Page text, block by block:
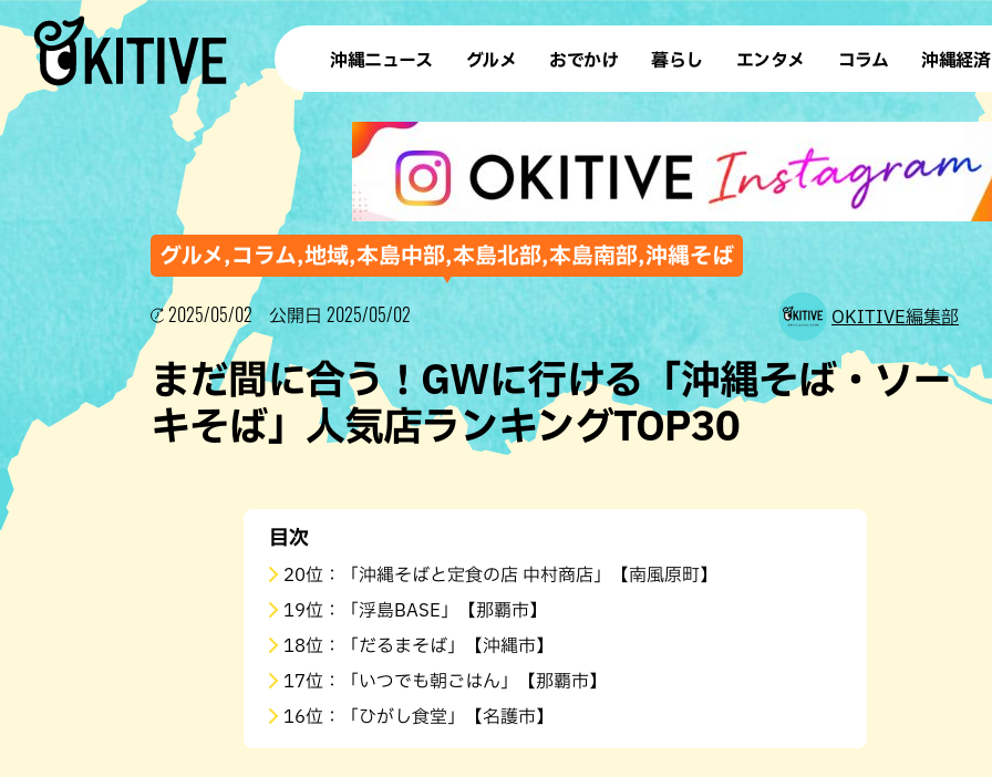
沖縄ニュース グルメ
ラーメン 沖縄そば
テイクアウト カフェ
すし・魚料理 和食・日本料理
沖縄料理 アジア・エスニック
イタリアン
洋食・西洋料理 フレンチ
ステーキ・焼肉 焼鳥・串料理
その他の肉料理 居酒屋・バー
ブッフェ・バイキング
おでかけ
デート ドライブ
散歩 ソロ活
歴史
レジャー アート
ショッピング ホテル
サウナ 公園
沖縄の海
暮らし
レシピ SDGs
ファッション ローカルニュース
沖縄移住 沖縄旧暦行事
エンタメ
スポーツ 占い
タレント・芸人 テレビ
コラム 沖縄経済
グルメ,コラム,地域,本島中部,本島北部,本島南部,沖縄そば
2025/05/02 公開日 2025/05/02 OKITIVE編集部
まだ間に合う！GWに行ける「沖縄そば・ソー
キそば」人気店ランキングTOP30
目次
20位：「沖縄そばと定食の店 中村商店」【南風原町】
19位：「浮島BASE」【那覇市】
18位：「だるまそば」【沖縄市】
17位：「いつでも朝ごはん」【那覇市】
16位：「ひがし食堂」【名護市】